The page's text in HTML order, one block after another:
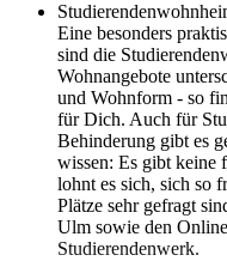
Eine besonders
sind die
Wohnangebote
und Wohnform - so
für Dich. Auch für
Behinderung gibt es
wissen: Es gibt keine
lohnt es sich, sich so
Plätze sehr gefragt
Ulm sowie den
Studierendenwerk.